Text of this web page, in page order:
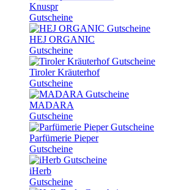
Knuspr
Gutscheine
HEJ ORGANIC
Gutscheine
Tiroler Kräuterhof
Gutscheine
MADARA
Gutscheine
Parfümerie Pieper
Gutscheine
iHerb
Gutscheine